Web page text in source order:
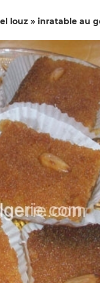
louz » inratable au